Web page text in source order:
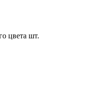
цвета шт.